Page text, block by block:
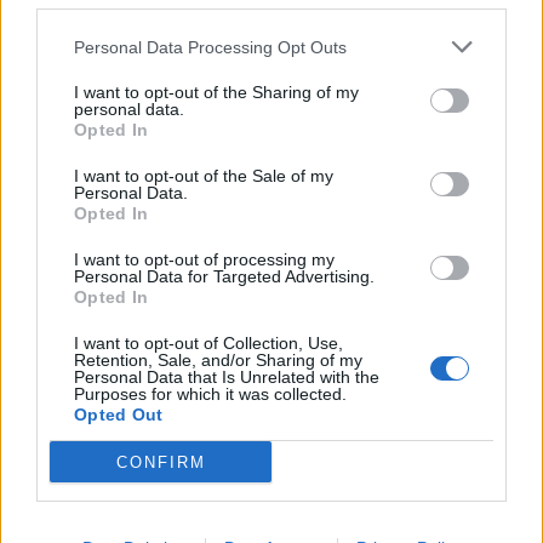
Personal Data Processing Opt Outs
I want to opt-out of the Sharing of my
personal data.
Opted In
I want to opt-out of the Sale of my
Personal Data.
Opted In
I want to opt-out of processing my
Personal Data for Targeted Advertising.
Opted In
I want to opt-out of Collection, Use,
Retention, Sale, and/or Sharing of my
Personal Data that Is Unrelated with the
Purposes for which it was collected.
Opted Out
CONFIRM
Трагедијата на Парос ја отвори
раната: ЗОШТО СÈ ПОВЕЌЕ ДЕЦА
СТРАДААТ НА ЛЕТУВАЊАТА ВО
ПО 27 ГОДИНИ - Целосно
помрачување на сонцето, што не
НАЈЧИТАНИ ВО ПОСЛЕДНИ 7 ДЕНА
УЛЦИЊ Е АЛБАНСКИ, ЌЕ ГО